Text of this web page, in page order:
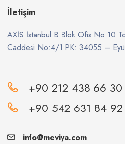
İletişim
AXİS İstanbul B Blok Ofis No:10
Caddesi No:4/1 PK: 34055 –
+90 212 438 66 30
+90 542 631 84 92
info@meviya.com